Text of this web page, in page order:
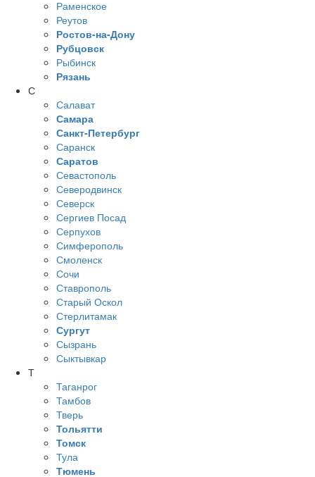
Раменское
Реутов
Ростов-на-Дону
Рубцовск
Рыбинск
Рязань
С
Салават
Самара
Санкт-Петербург
Саранск
Саратов
Севастополь
Северодвинск
Северск
Сергиев Посад
Серпухов
Симферополь
Смоленск
Сочи
Ставрополь
Старый Оскол
Стерлитамак
Сургут
Сызрань
Сыктывкар
Т
Таганрог
Тамбов
Тверь
Тольятти
Томск
Тула
Тюмень